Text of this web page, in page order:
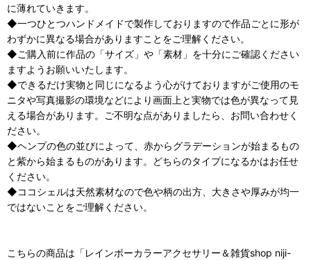
に薄れていきます。
◆一つひとつハンドメイドで製作しておりますので作品ごとに形が
わずかに異なる場合がありますことをご理解ください。
◆ご購入前に作品の「サイズ」や「素材」を十分にご確認ください
ますようお願いいたします。
◆できるだけ実物と同じになるよう心がけておりますがご使用のモ
ニタや写真撮影の環境などにより画面上と実物では色が異なって見
える場合があります。ご不明な点がありましたら、お問い合わせく
ださい。
◆ヘンプの色の並びによって、赤からグラデーションが始まるもの
と紫から始まるものがあります。どちらのタイプになるかはお任せ
ください。
◆ココシェルは天然素材なので色や柄の出方、大きさや厚みが均一
ではないことをご理解ください。
こちらの商品は「レインボーカラーアクセサリー＆雑貨shop niji-